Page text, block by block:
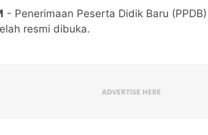
- Penerimaan Peserta Didik Baru
resmi dibuka.